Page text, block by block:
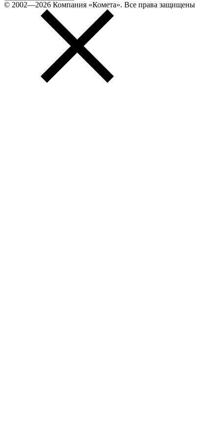
© 2002—2026 Компания «Комета». Все права защищены